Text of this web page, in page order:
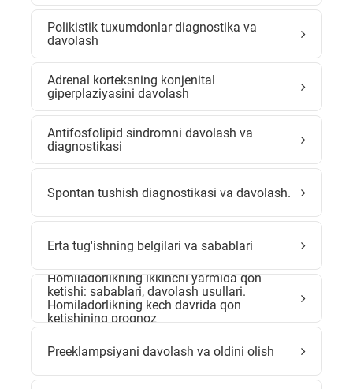
Polikistik tuxumdonlar diagnostika va
davolash
Adrenal korteksning konjenital
giperplaziyasini davolash
Antifosfolipid sindromni davolash va
diagnostikasi
Spontan tushish diagnostikasi va davolash.
Erta tug'ishning belgilari va sabablari
Homiladorlikning ikkinchi yarmida qon
ketishi: sabablari, davolash usullari.
Homiladorlikning kech davrida qon
ketishining prognoz
Preeklampsiyani davolash va oldini olish